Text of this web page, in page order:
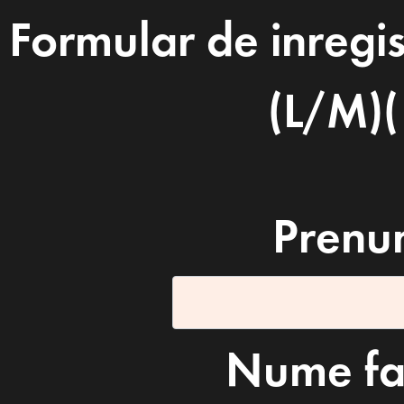
Formular de
(L/
Nume